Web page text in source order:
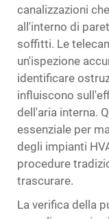
canalizzazioni
all'interno di
soffitti. Le
un'ispezione
identificare
influiscono
dell'aria interna.
essenziale per
degli impianti
procedure
trascurare.
La verifica della